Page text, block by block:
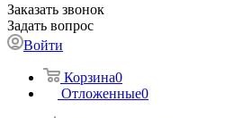
Заказать звонок
Задать вопрос
Войти
Корзина0
Отложенные0